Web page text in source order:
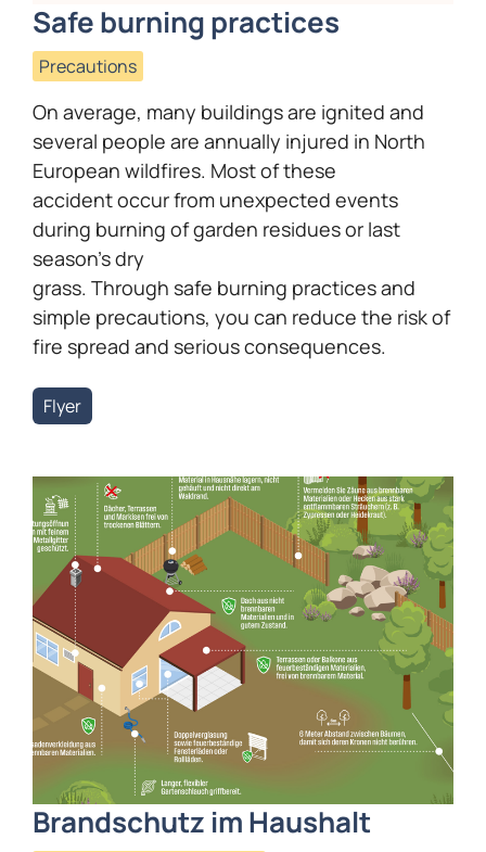
Safe burning practices
Precautions
On average, many buildings are ignited and
several people are annually injured in North
European wildfires. Most of these
accident occur from unexpected events
during burning of garden residues or last
season’s dry
grass. Through safe burning practices and
simple precautions, you can reduce the risk of
fire spread and serious consequences.
Flyer
Brandschutz im Haushalt